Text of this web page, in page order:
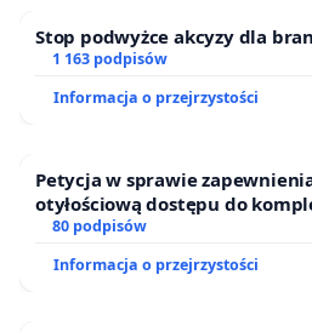
Stop podwyżce akcyzy dla
1 163 podpisów
Informacja o przejrzystości
Petycja w sprawie
otyłościową dostępu do
oraz programów
80 podpisów
Informacja o przejrzystości